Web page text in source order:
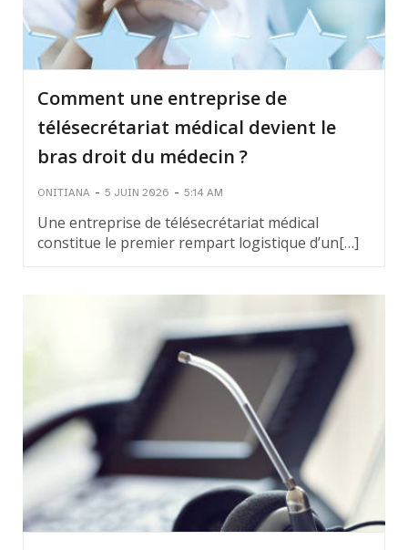
Comment une entreprise de
télésecrétariat médical devient le
bras droit du médecin ?
ONITIANA - 5 JUIN 2026 - 5:14 AM
Une entreprise de télésecrétariat médical
constitue le premier rempart logistique d’un[…]